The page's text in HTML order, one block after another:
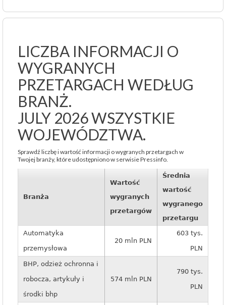
LICZBA INFORMACJI O
WYGRANYCH
PRZETARGACH WEDŁUG
BRANŻ.
JULY 2026 WSZYSTKIE
WOJEWÓDZTWA.
Sprawdź liczbę i wartość informacji o wygranych przetargach w
Twojej branży, które udostępniono w serwisie Pressinfo.
Branża
Wartość
wygranych
przetargów
Średnia
wartość
wygranego
przetargu
Automatyka
przemysłowa
20 mln PLN
603 tys.
PLN
BHP, odzież ochronna i
robocza, artykuły i
środki bhp
574 mln PLN
790 tys.
PLN